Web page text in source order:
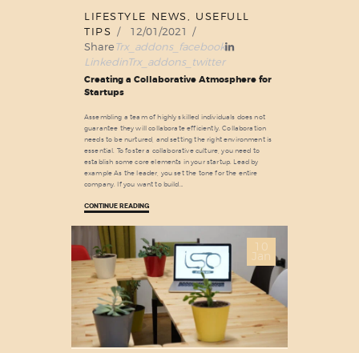
LIFESTYLE NEWS
USEFULL
TIPS
12/01/2021
ShareTrx_addons_facebook
LinkedinTrx_addons_twitter
Creating a Collaborative Atmosphere for
Startups
Assembling a team of highly skilled individuals does not
guarantee they will collaborate efficiently. Collaboration
needs to be nurtured, and setting the right environment is
essential. To foster a collaborative culture, you need to
establish some core elements in your startup. Lead by
example As the leader, you set the tone for the entire
company. If you want to build…
CONTINUE READING
10
Jan